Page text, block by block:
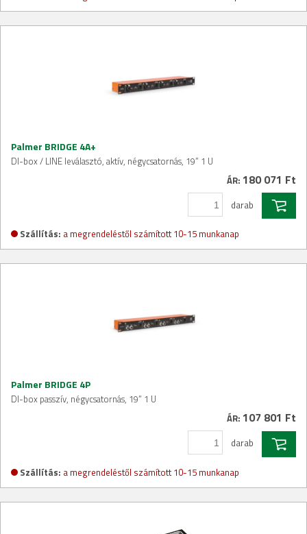
Palmer BRIDGE 4A+
DI-box / LINE leválasztó, aktív, négycsatornás, 19” 1 U
ÁR: 180 071 Ft
darab
Szállítás: a megrendeléstől számított 10-15 munkanap
Palmer BRIDGE 4P
DI-box passzív, négycsatornás, 19” 1 U
ÁR: 107 801 Ft
darab
Szállítás: a megrendeléstől számított 10-15 munkanap